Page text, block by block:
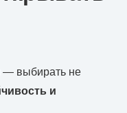
— выбирать не
и